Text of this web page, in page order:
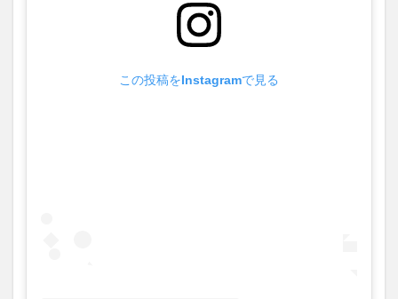
この投稿をInstagramで見る